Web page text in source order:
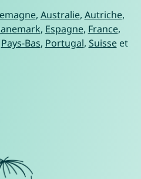
, Australie, Autriche,
, Espagne, France,
Pays-Bas, Portugal, Suisseet